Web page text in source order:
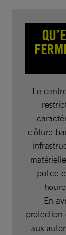
Le
clôture
police
En
protection
aux